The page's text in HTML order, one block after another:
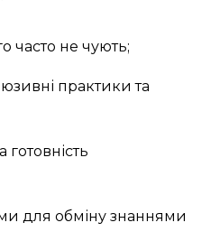
часто не чують;
практики та
для обміну знаннями